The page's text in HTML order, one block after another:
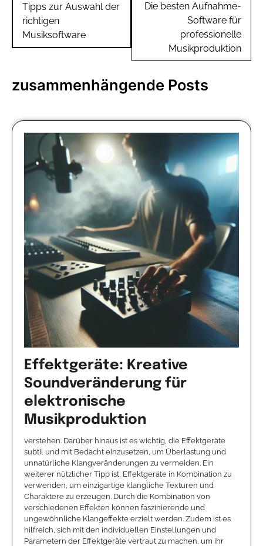
Tipps zur Auswahl der
richtigen
Musiksoftware
Die besten Aufnahme-
Software für
professionelle
Musikproduktion
zusammenhängende Posts
Effektgeräte: Kreative
Soundveränderung für
elektronische
Musikproduktion
verstehen. Darüber hinaus ist es wichtig, die Effektgeräte
subtil und mit Bedacht einzusetzen, um Überlastung und
unnatürliche Klangveränderungen zu vermeiden. Ein
weiterer nützlicher Tipp ist, Effektgeräte in Kombination zu
verwenden, um einzigartige klangliche Texturen und
Charaktere zu erzeugen. Durch die Kombination von
verschiedenen Effekten können faszinierende und
ungewöhnliche Klangeffekte erzielt werden. Zudem ist es
hilfreich, sich mit den individuellen Einstellungen und
Parametern der Effektgeräte vertraut zu machen, um ihr